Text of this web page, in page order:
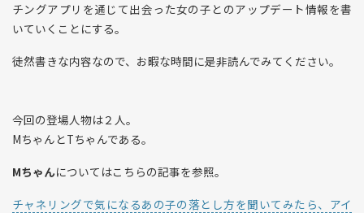
チングアプリを通じて出会った女の子とのアップデート情報を書
いていくことにする。
徒然書きな内容なので、お暇な時間に是非読んでみてください。
今回の登場人物は２人。
MちゃんとTちゃんである。
Mちゃんについてはこちらの記事を参照。
チャネリングで気になるあの子の落とし方を聞いてみたら、アイ